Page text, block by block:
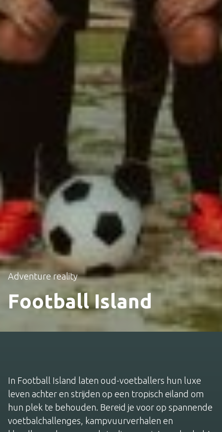
Adventure reality
Football Island
In Football Island laten oud-voetballers hun luxe
leven achter en strijden op een tropisch eiland om
hun plek te behouden. Bereid je voor op spannende
voetbalchallenges, kampvuurverhalen en